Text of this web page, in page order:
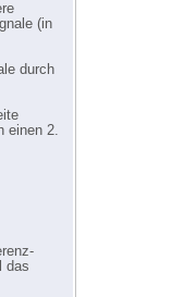
(in
durch
einen 2.
das